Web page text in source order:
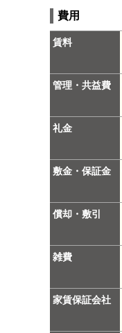
費用
賃料
管理・共益費
礼金
敷金・保証金
償却・敷引
雑費
家賃保証会社